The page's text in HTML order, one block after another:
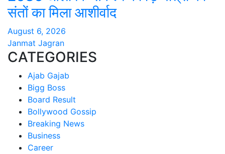
संतों का मिला आशीर्वाद
August 6, 2026
Janmat Jagran
CATEGORIES
Ajab Gajab
Bigg Boss
Board Result
Bollywood Gossip
Breaking News
Business
Career